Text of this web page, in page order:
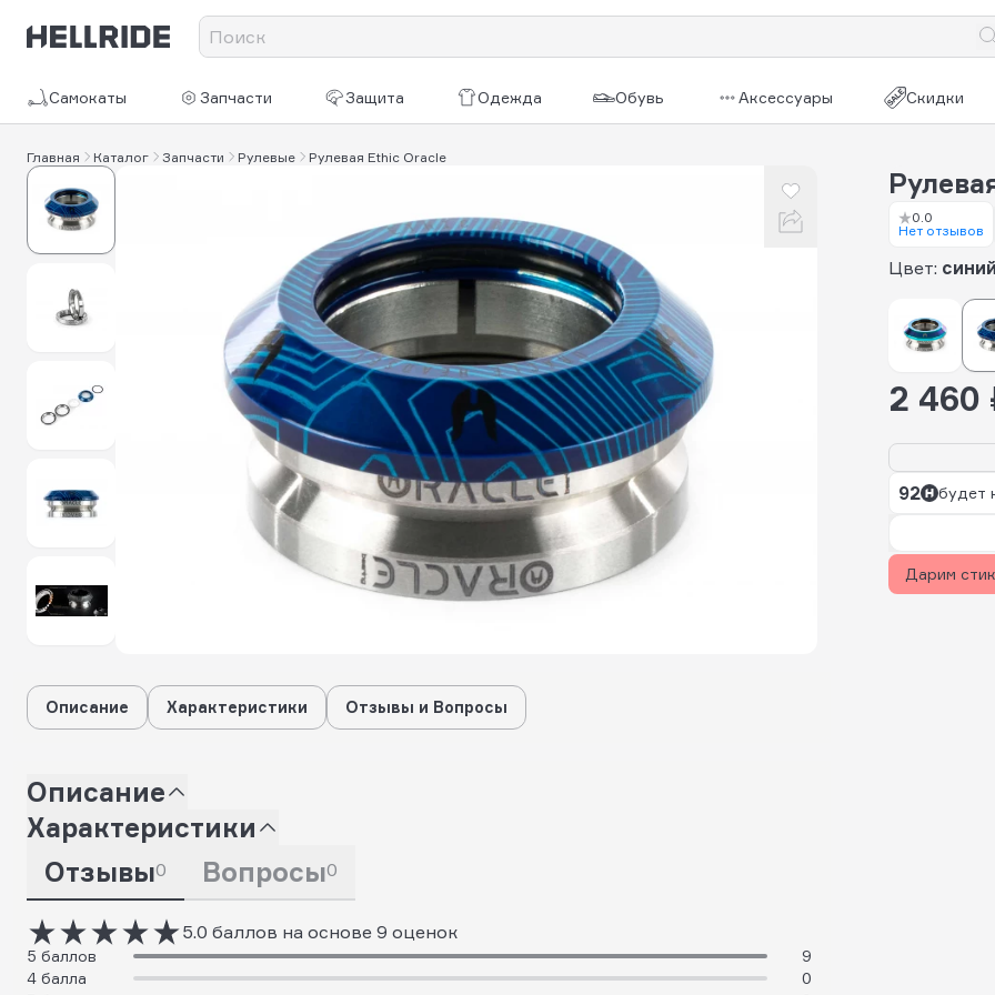
Самокаты Запчасти Защита Одежда Обувь Аксессуары Скидки
Главная Каталог Запчасти Рулевые Рулевая Ethic Oracle
0.0
Нет отзывов
Цвет: синий
2 460
92 будет
Дарим
Описание Характеристики Отзывы и Вопросы
Описание
Характеристики
Отзывы0 Вопросы0
5.0 баллов на основе 9 оценок
5 баллов
9
4 балла
0